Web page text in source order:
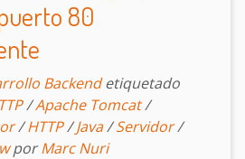
80
Backend etiquetado
/Apache Tomcat/
/HTTP/Java/Servidor/
por Marc Nuri